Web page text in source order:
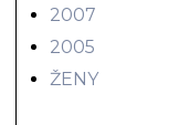
2007
2005
ŽENY